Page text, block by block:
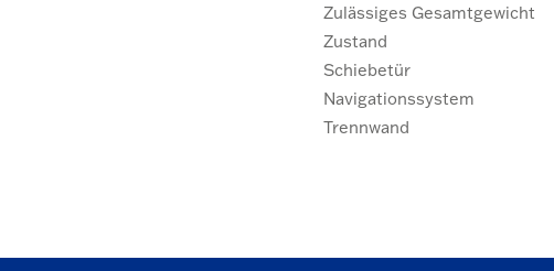
Zulässiges Gesamtgewicht
Zustand
Schiebetür
Navigationssystem
Trennwand